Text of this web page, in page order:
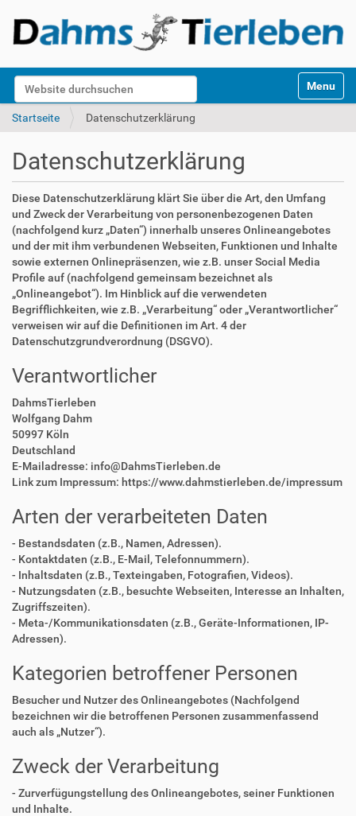
Website durchsuchen
k
Toggle
Startseite Datenschutzerklärung
Datenschutzerklärung
Diese Datenschutzerklärung klärt Sie über die Art, den Umfang
und Zweck der Verarbeitung von personenbezogenen Daten
(nachfolgend kurz „Daten“) innerhalb unseres Onlineangebotes
und der mit ihm verbundenen Webseiten, Funktionen und Inhalte
sowie externen Onlinepräsenzen, wie z.B. unser Social Media
Profile auf (nachfolgend gemeinsam bezeichnet als
„Onlineangebot“). Im Hinblick auf die verwendeten
Begrifflichkeiten, wie z.B. „Verarbeitung“ oder „Verantwortlicher“
verweisen wir auf die Definitionen im Art. 4 der
Datenschutzgrundverordnung (DSGVO).
Verantwortlicher
DahmsTierleben
Wolfgang Dahm
50997 Köln
Deutschland
E-Mailadresse: info@DahmsTierleben.de
Link zum Impressum: https://www.dahmstierleben.de/impressum
Arten der verarbeiteten Daten
- Bestandsdaten (z.B., Namen, Adressen).
- Kontaktdaten (z.B., E-Mail, Telefonnummern).
- Inhaltsdaten (z.B., Texteingaben, Fotografien, Videos).
- Nutzungsdaten (z.B., besuchte Webseiten, Interesse an Inhalten,
Zugriffszeiten).
- Meta-/Kommunikationsdaten (z.B., Geräte-Informationen, IP-
Adressen).
Kategorien betroffener Personen
Besucher und Nutzer des Onlineangebotes (Nachfolgend
bezeichnen wir die betroffenen Personen zusammenfassend
auch als „Nutzer“).
Zweck der Verarbeitung
- Zurverfügungstellung des Onlineangebotes, seiner Funktionen
und Inhalte.